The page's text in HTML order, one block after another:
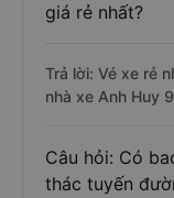
giá rẻ nhất?
Trả lời: Vé xe rẻ
nhà xe Anh Huy
Câu hỏi: Có
thác tuyến